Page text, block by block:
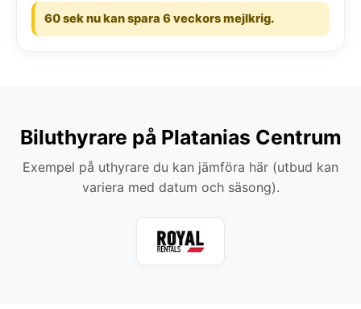
60 sek nu kan spara 6 veckors mejlkrig.
Biluthyrare på Platanias Centrum
Exempel på uthyrare du kan jämföra här (utbud kan
variera med datum och säsong).